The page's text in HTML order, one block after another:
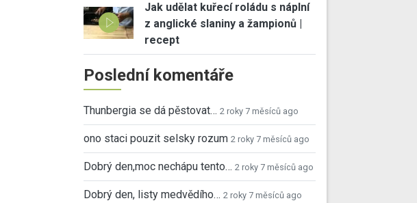
Jak udělat kuřecí roládu s náplní
z anglické slaniny a žampionů |
recept
Poslední komentáře
Thunbergia se dá pěstovat… 2 roky 7 měsíců ago
ono staci pouzit selsky rozum 2 roky 7 měsíců ago
Dobrý den,moc nechápu tento… 2 roky 7 měsíců ago
Dobrý den, listy medvědího… 2 roky 7 měsíců ago